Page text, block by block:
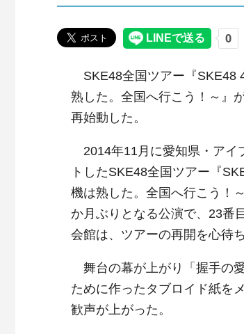
SKE48全国ツアー『SKE48
熟した。全国へ行こう！～』
再始動した。
2014年11月に愛知県・アイ
トしたSKE48全国ツアー『
機は熟した。全国へ行こう！
か月ぶりとなる公演で、23番
会館は、ツアーの再開を心待
舞台の幕が上がり「握手の
ために作ったタブロイド紙を
歓声が上がった。